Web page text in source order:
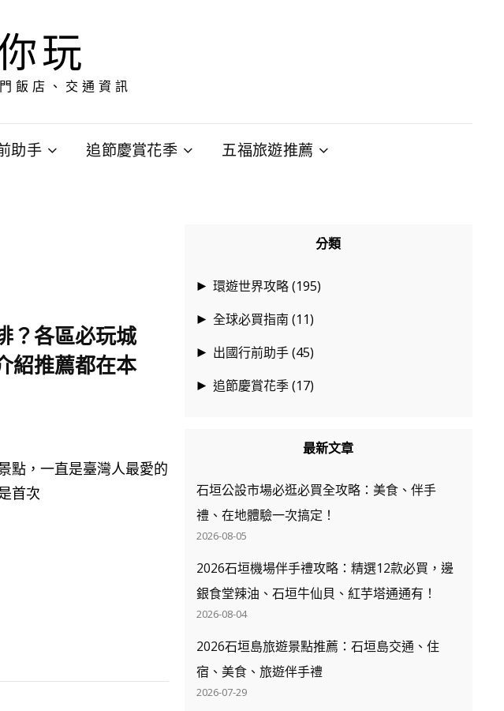
玩
飯店、交通資訊
助手 追節慶賞花季 五福旅遊推薦
？各區必玩城
紹推薦都在本
點，一直是臺灣人最愛的
首次
分類
► 環遊世界攻略(195)
► 全球必買指南 (11)
► 出國行前助手(45)
► 追節慶賞花季(17)
最新文章
石垣公設市場必逛必買全攻略：美食、伴手
禮、在地體驗一次搞定！
2026-08-05
2026石垣機場伴手禮攻略：精選12款必買，邊
銀食堂辣油、石垣牛仙貝、紅芋塔通通有！
2026-08-04
2026石垣島旅遊景點推薦：石垣島交通、住
宿、美食、旅遊伴手禮
2026-07-29